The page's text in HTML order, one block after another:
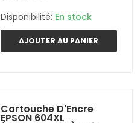
Disponibilité: En stock
AJOUTER AU PANIER
Cartouche D'Encre
EPSON 604XL